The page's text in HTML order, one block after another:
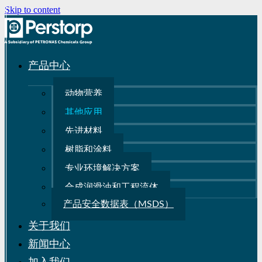
Skip to content
产品中心
动物营养
其他应用
先进材料
树脂和涂料
专业环境解决方案
合成润滑油和工程流体
产品安全数据表（MSDS）
关于我们
新闻中心